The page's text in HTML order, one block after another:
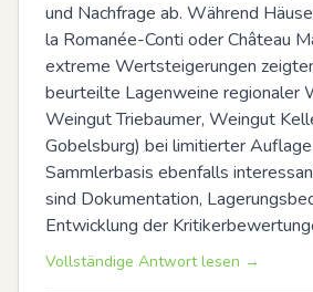
und Nachfrage ab. Während
la Romanée-Conti oder Château
extreme Wertsteigerungen
beurteilte Lagenweine regionaler
Weingut Triebaumer, Weingut
Gobelsburg) bei limitierter
Sammlerbasis ebenfalls
sind Dokumentation,
Entwicklung der
Vollständige Antwort lesen →